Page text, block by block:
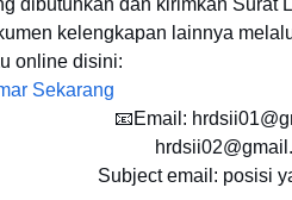
dibutuhkan dan kirimkan Surat
kelengkapan lainnya
online disini:
Sekarang
📧Email:
Subject email: posisi